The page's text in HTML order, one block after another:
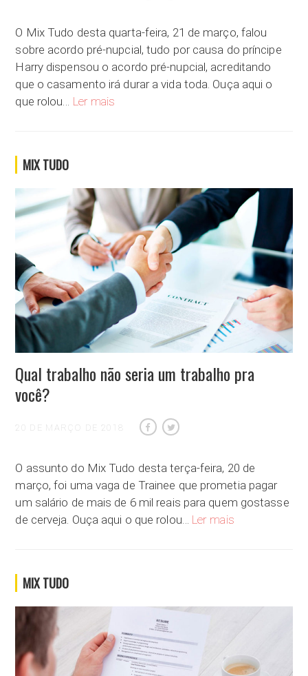
O Mix Tudo desta quarta-feira, 21 de março, falou
sobre acordo pré-nupcial, tudo por causa do príncipe
Harry dispensou o acordo pré-nupcial, acreditando
que o casamento irá durar a vida toda. Ouça aqui o
que rolou… Ler mais
MIX TUDO
Qual trabalho não seria um trabalho pra
você?
20 DE MARÇO DE 2018
O assunto do Mix Tudo desta terça-feira, 20 de
março, foi uma vaga de Trainee que prometia pagar
um salário de mais de 6 mil reais para quem gostasse
de cerveja. Ouça aqui o que rolou… Ler mais
MIX TUDO